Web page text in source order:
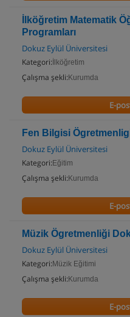
İlköğretim Matematik
Programları
Dokuz Eylül Üniversitesi
Kategori: İlköğretim
Çalışma şekli: Kurumda
E-
Fen Bilgisi
Dokuz Eylül Üniversitesi
Kategori: Eğitim
Çalışma şekli: Kurumda
E-
Müzik Ögretmenliği
Dokuz Eylül Üniversitesi
Kategori: Müzik Eğitimi
Çalışma şekli: Kurumda
E-